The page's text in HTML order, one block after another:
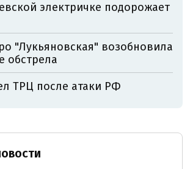
электричке подорожает
"Лукьяновская" возобновила
обстрела
ТРЦ после атаки РФ